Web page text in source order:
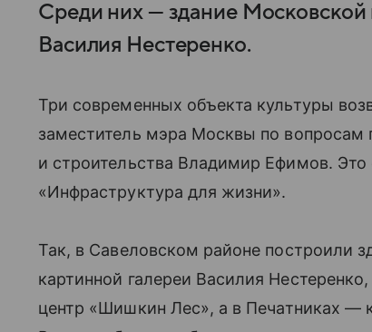
Среди них — здание Московской
Василия Нестеренко.
Три современных объекта культуры
заместитель мэра Москвы по вопросам
и строительства Владимир Ефимов. Это
«Инфраструктура для жизни».
Так, в Савеловском районе построили
картинной галереи Василия
центр «Шишкин Лес», а в Печатниках —